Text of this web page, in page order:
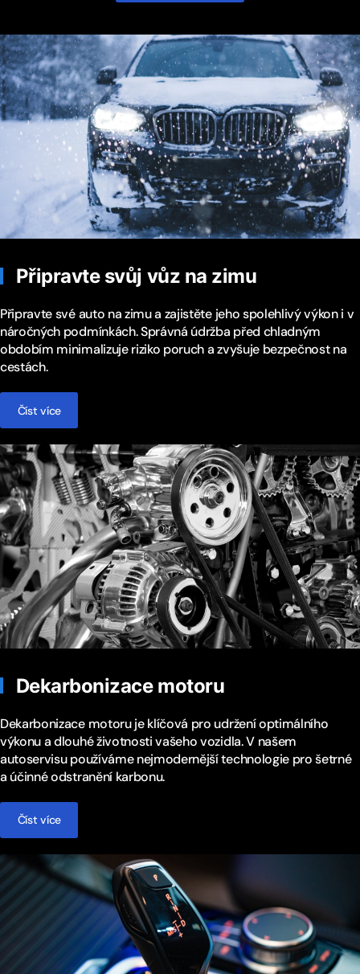
Připravte svůj vůz na zimu
Připravte své auto na zimu a zajistěte jeho spolehlivý výkon i v
náročných podmínkách. Správná údržba před chladným
obdobím minimalizuje riziko poruch a zvyšuje bezpečnost na
cestách.
Číst více
Dekarbonizace motoru
Dekarbonizace motoru je klíčová pro udržení optimálního
výkonu a dlouhé životnosti vašeho vozidla. V našem
autoservisu používáme nejmodernější technologie pro šetrné
a účinné odstranění karbonu.
Číst více